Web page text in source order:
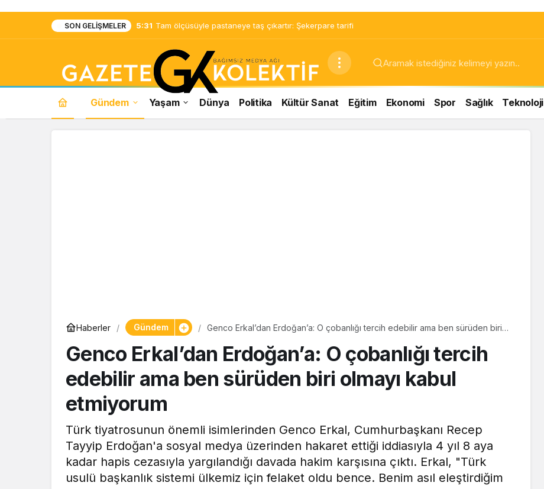
SON GELIŞMELER 5:31 Tam ölçüsüyle pastaneye taş çıkartır: Şekerpare tarifi
Gündem Yaşam Dünya Politika Kültür Sanat Eğitim Ekonomi Spor Sağlık Teknoloji
Haberler Gündem
Genco Erkal’dan Erdoğan’a: O çobanlığı tercih edebilir ama ben sürüden biri
Genco Erkal’dan Erdoğan’a: O çobanlığı tercih
edebilir ama ben sürüden biri olmayı kabul
etmiyorum
Türk tiyatrosunun önemli isimlerinden Genco Erkal, Cumhurbaşkanı Recep
Tayyip Erdoğan'a sosyal medya üzerinden hakaret ettiği iddiasıyla 4 yıl 8 aya
kadar hapis cezasıyla yargılandığı davada hakim karşısına çıktı. Erkal, "Türk
usulü başkanlık sistemi ülkemiz için felaket oldu bence. Benim asıl eleştirdiğim
pastaneye taş çıkartır:
Şekerpare tarifi